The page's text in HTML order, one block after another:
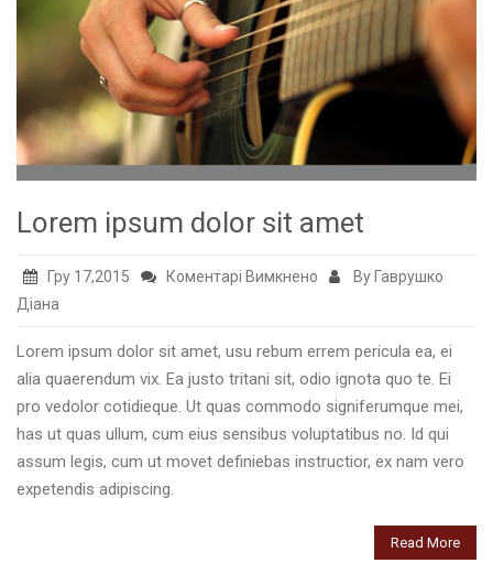
Lorem ipsum dolor sit amet
Гру 17,2015 Коментарі Вимкнено до
dolor
sit
amet
By Гаврушко
Діана
Lorem ipsum dolor sit amet, usu rebum errem pericula ea, ei
alia quaerendum vix. Ea justo tritani sit, odio ignota quo te. Ei
pro vedolor cotidieque. Ut quas commodo signiferumque mei,
has ut quas ullum, cum eius sensibus voluptatibus no. Id qui
assum legis, cum ut movet definiebas instructior, ex nam vero
expetendis adipiscing.
Read More